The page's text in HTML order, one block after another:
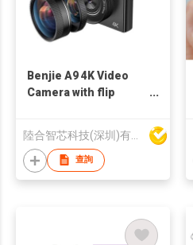
Benjie A9 4K Video
Camera with flip
查詢